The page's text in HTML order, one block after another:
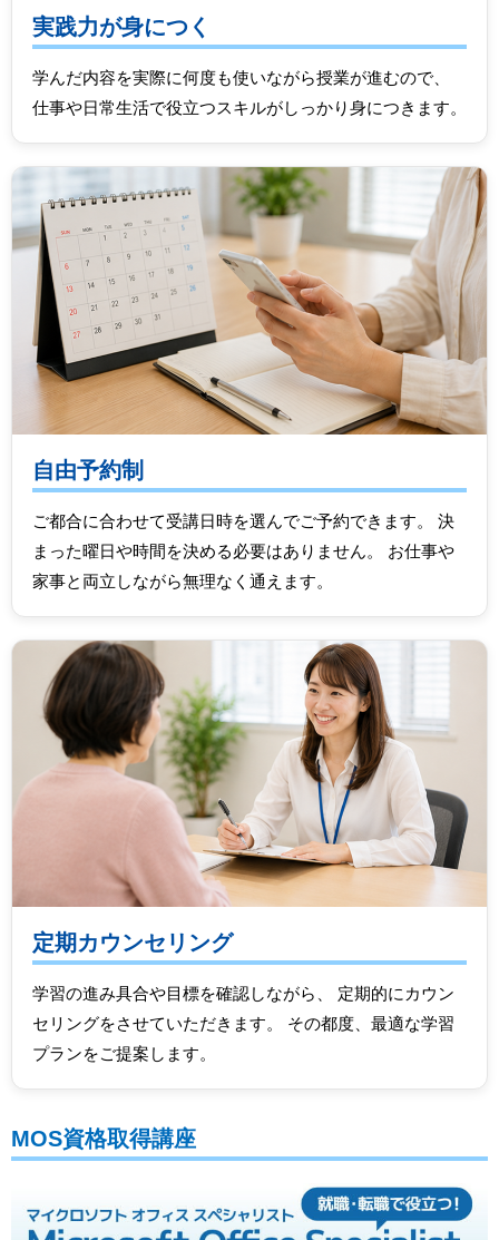
実践力が身につく
学んだ内容を実際に何度も使いながら授業が進むので、
仕事や日常生活で役立つスキルがしっかり身につきます。
自由予約制
ご都合に合わせて受講日時を選んでご予約できます。 決
まった曜日や時間を決める必要はありません。 お仕事や
家事と両立しながら無理なく通えます。
定期カウンセリング
学習の進み具合や目標を確認しながら、 定期的にカウン
セリングをさせていただきます。 その都度、最適な学習
プランをご提案します。
MOS資格取得講座